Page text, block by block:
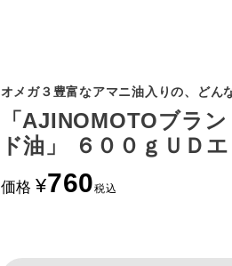
オメガ３豊富なアマニ油入りの、どん
「AJINOMOTOブラ
ド油」 ６００ｇＵＤ
価格 ¥760税込